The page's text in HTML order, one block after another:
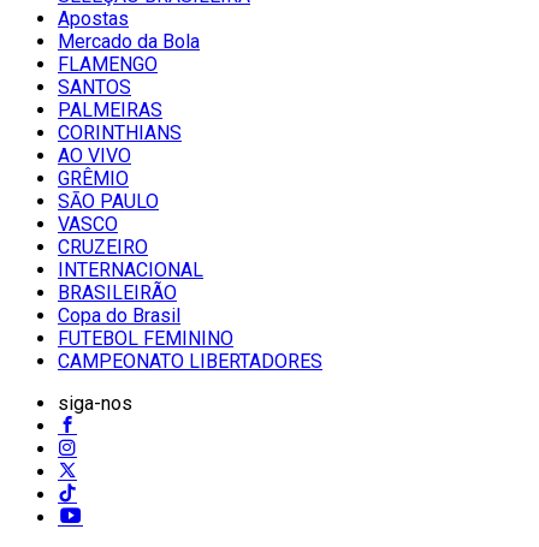
Apostas
Mercado da Bola
FLAMENGO
SANTOS
PALMEIRAS
CORINTHIANS
AO VIVO
GRÊMIO
SĀO PAULO
VASCO
CRUZEIRO
INTERNACIONAL
BRASILEIRÃO
Copa do Brasil
FUTEBOL FEMININO
CAMPEONATO LIBERTADORES
siga-nos